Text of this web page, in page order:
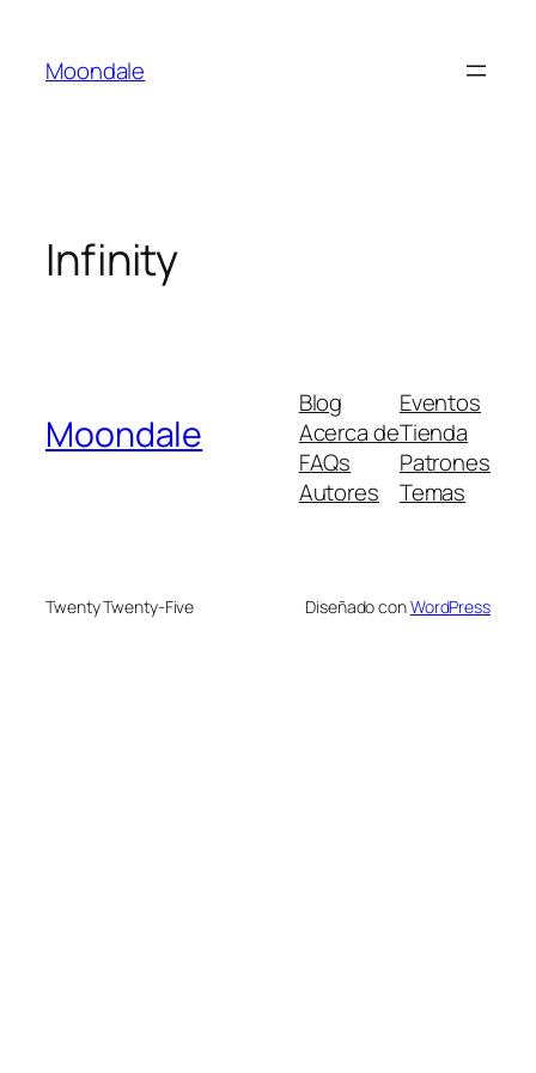
contenido
Moondale
Infinity
Moondale
Blog
Acerca de
FAQs
Autores
Eventos
Tienda
Patrones
Temas
Twenty Twenty-Five Diseñado conWordPress